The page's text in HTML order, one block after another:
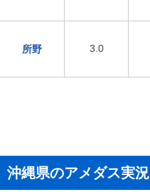
所野 3.0
沖縄県のアメダス実況